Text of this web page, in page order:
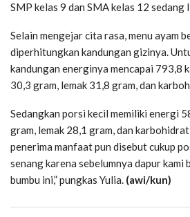
SMP kelas 9 dan SMA kelas 12 sedang
Selain mengejar cita rasa, menu ayam
diperhitungkan kandungan gizinya.
kandungan energinya mencapai 793,8
30,3 gram, lemak 31,8 gram, dan
Sedangkan porsi kecil memiliki energi
gram, lemak 28,1 gram, dan
penerima manfaat pun disebut cukup
senang karena sebelumnya dapur kami
bumbu ini,” pungkas Yulia. (awi/kun)